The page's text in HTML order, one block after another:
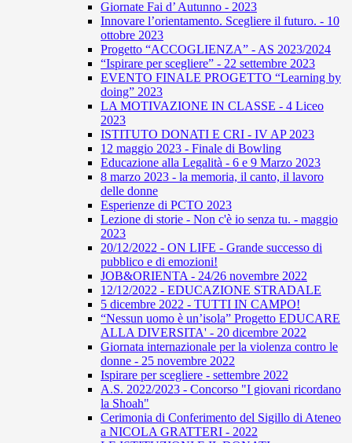
Giornate Fai d’ Autunno - 2023
Innovare l’orientamento. Scegliere il futuro. - 10
ottobre 2023
Progetto “ACCOGLIENZA” - AS 2023/2024
“Ispirare per scegliere” - 22 settembre 2023
EVENTO FINALE PROGETTO “Learning by
doing” 2023
LA MOTIVAZIONE IN CLASSE - 4 Liceo
2023
ISTITUTO DONATI E CRI - IV AP 2023
12 maggio 2023 - Finale di Bowling
Educazione alla Legalità - 6 e 9 Marzo 2023
8 marzo 2023 - la memoria, il canto, il lavoro
delle donne
Esperienze di PCTO 2023
Lezione di storie - Non c'è io senza tu. - maggio
2023
20/12/2022 - ON LIFE - Grande successo di
pubblico e di emozioni!
JOB&ORIENTA - 24/26 novembre 2022
12/12/2022 - EDUCAZIONE STRADALE
5 dicembre 2022 - TUTTI IN CAMPO!
“Nessun uomo è un’isola” Progetto EDUCARE
ALLA DIVERSITA' - 20 dicembre 2022
Giornata internazionale per la violenza contro le
donne - 25 novembre 2022
Ispirare per scegliere - settembre 2022
A.S. 2022/2023 - Concorso "I giovani ricordano
la Shoah"
Cerimonia di Conferimento del Sigillo di Ateneo
a NICOLA GRATTERI - 2022